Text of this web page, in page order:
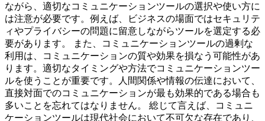
ながら、適切なコミュニケーションツールの選択や使い方に
は注意が必要です。例えば、ビジネスの場面ではセキュリテ
ィやプライバシーの問題に留意しながらツールを選定する必
要があります。 また、コミュニケーションツールの過剰な
利用は、コミュニケーションの質や効果を損なう可能性があ
ります。適切なタイミングや方法でコミュニケーションツー
ルを使うことが重要です。人間関係や情報の伝達において、
直接対面でのコミュニケーションが最も効果的である場合も
多いことを忘れてはなりません。 総じて言えば、コミュニ
ケーションツールは現代社会において不可欠な存在であり、